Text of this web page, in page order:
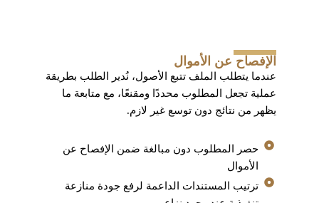
الإفصاح عن الأموال
عندما يتطلب الملف تتبع الأصول، نُدير الطلب بطريقة
عملية تجعل المطلوب محددًا ومقنعًا، مع متابعة ما
يظهر من نتائج دون توسع غير لازم.
حصر المطلوب دون مبالغة ضمن الإفصاح عن
الأموال
ترتيب المستندات الداعمة لرفع جودة منازعة